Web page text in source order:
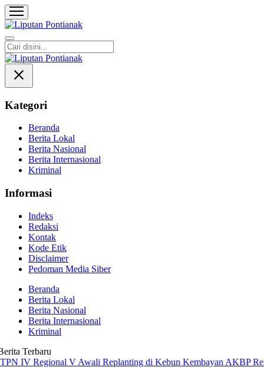
Liputan Pontianak
Berita Terkini dan TerUpdate
Kategori
Beranda
Berita Lokal
Berita Nasional
Berita Internasional
Kriminal
Informasi
Indeks
Redaksi
Kontak
Kode Etik
Disclaimer
Pedoman Media Siber
Beranda
Berita Lokal
Berita Nasional
Berita Internasional
Kriminal
Terbaru
V Awali Replanting di Kebun KembayanAKBP Rensa S.